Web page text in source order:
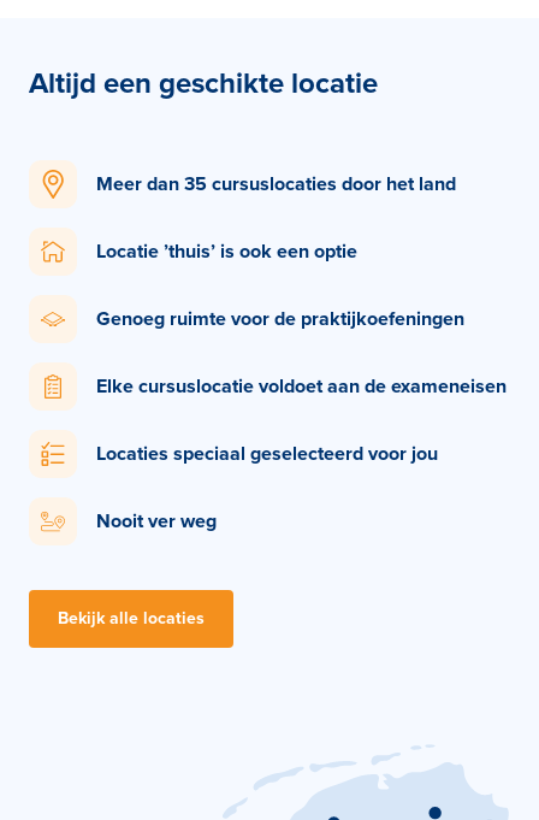
Altijd een geschikte locatie
Meer dan 35 cursuslocaties door het land
Locatie ’thuis’ is ook een optie
Genoeg ruimte voor de praktijkoefeningen
Elke cursuslocatie voldoet aan de exameneisen
Locaties speciaal geselecteerd voor jou
Nooit ver weg
Bekijk alle locaties